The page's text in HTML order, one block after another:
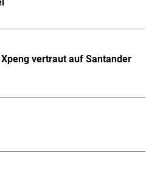
vertraut auf Santander